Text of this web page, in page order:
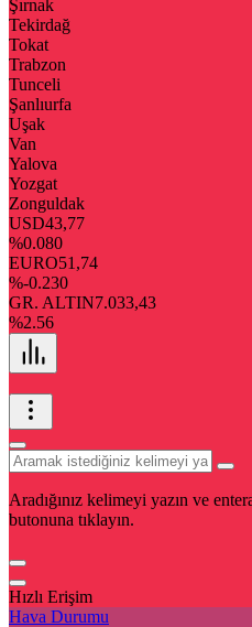
Şırnak
Tekirdağ
Tokat
Trabzon
Tunceli
Şanlıurfa
Uşak
Van
Yalova
Yozgat
Zonguldak
USD43,77
%0.080
EURO51,74
%-0.230
GR. ALTIN7.033,43
%2.56
Aradığınız kelimeyi yazın ve
butonuna tıklayın.
Hızlı Erişim
Hava Durumu